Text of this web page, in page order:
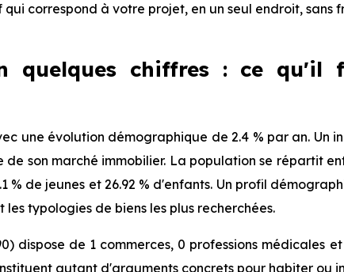
correspond à votre projet, en un seul endroit, sans
quelques chiffres : ce qu'il
une évolution démographique de 2.4 % par an.
son marché immobilier. La population se répartit
% de jeunes et 26.92 % d'enfants. Un profil
typologies de biens les plus recherchées.
dispose de 1 commerces, 0 professions médicales
autant d'arguments concrets pour habiter ou